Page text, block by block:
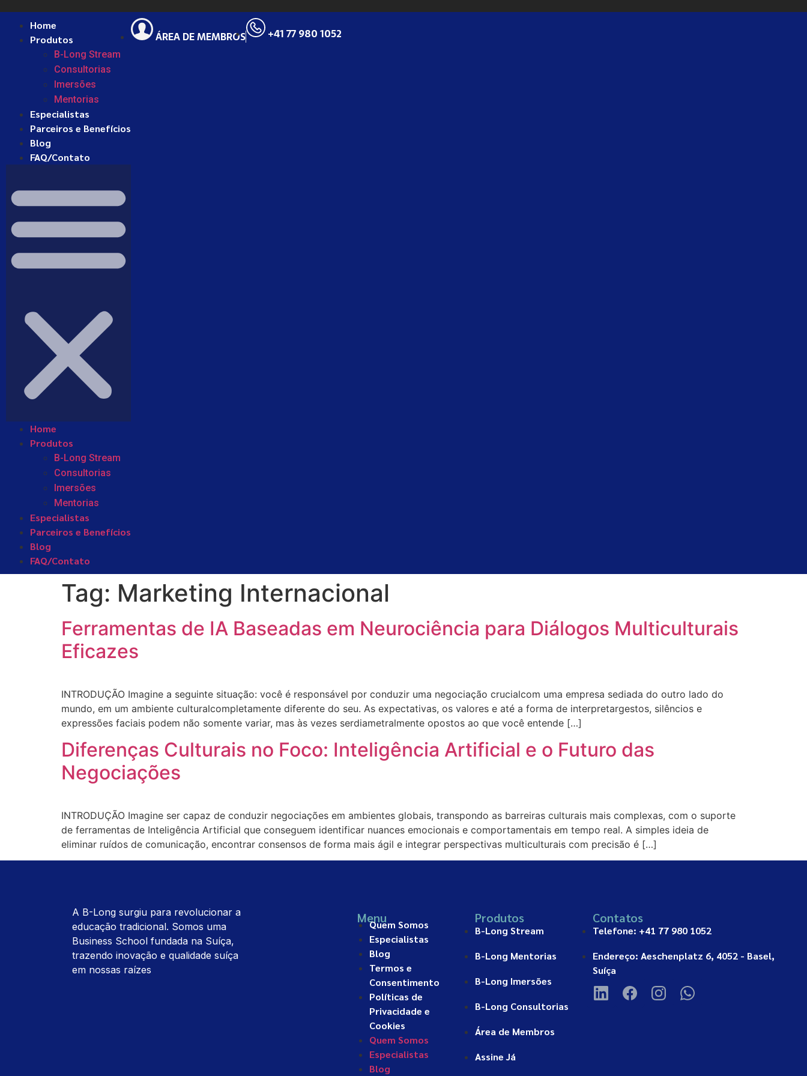
Home
Produtos
B-Long Stream
Consultorias
Imersões
Mentorias
Especialistas
Parceiros e Benefícios
Blog
FAQ/Contato
Home
Produtos
B-Long Stream
Consultorias
Imersões
Mentorias
Especialistas
Parceiros e Benefícios
Blog
FAQ/Contato
ÁREA DE MEMBROS +41 77 980 1052
Tag: Marketing Internacional
Ferramentas de IA Baseadas em Neurociência para Diálogos Multiculturais
Eficazes
INTRODUÇÃO Imagine a seguinte situação: você é responsável por conduzir uma negociação crucialcom uma empresa sediada do outro lado do
mundo, em um ambiente culturalcompletamente diferente do seu. As expectativas, os valores e até a forma de interpretargestos, silêncios e
expressões faciais podem não somente variar, mas às vezes serdiametralmente opostos ao que você entende […]
Diferenças Culturais no Foco: Inteligência Artificial e o Futuro das
Negociações
INTRODUÇÃO Imagine ser capaz de conduzir negociações em ambientes globais, transpondo as barreiras culturais mais complexas, com o suporte
de ferramentas de Inteligência Artificial que conseguem identificar nuances emocionais e comportamentais em tempo real. A simples ideia de
eliminar ruídos de comunicação, encontrar consensos de forma mais ágil e integrar perspectivas multiculturais com precisão é […]
A B-Long surgiu para revolucionar a
educação tradicional. Somos uma
Business School fundada na Suíça,
trazendo inovação e qualidade suíça
em nossas raízes
Menu
Quem Somos
Especialistas
Blog
Termos e
Consentimento
Políticas de
Privacidade e
Cookies
Quem Somos
Especialistas
Blog
Produtos
B-Long Stream
B-Long Mentorias
B-Long Imersões
B-Long Consultorias
Área de Membros
Assine Já
Contatos
Telefone: +41 77 980 1052
Endereço: Aeschenplatz 6, 4052 - Basel,
Suíça